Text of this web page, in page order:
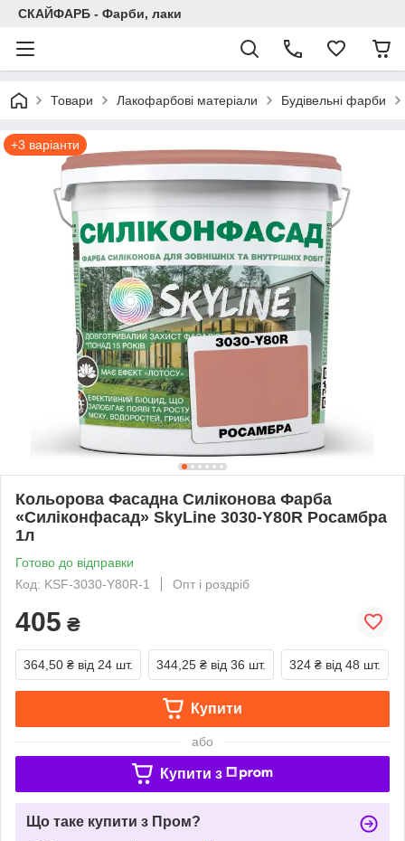
СКАЙФАРБ - Фарби, лаки
Товари Лакофарбові матеріали Будівельні фарби
+3 варіанти
Кольорова Фасадна Силіконова Фарба
«Силіконфасад» SkyLine 3030-Y80R Росамбра
1л
Готово до відправки
Код: KSF-3030-Y80R-1
Опт і роздріб
405 ₴
364,50 ₴ від 24 шт. 344,25 ₴ від 36 шт. 324 ₴ від 48 шт.
Купити
або
Купити з
Що таке купити з Пром?